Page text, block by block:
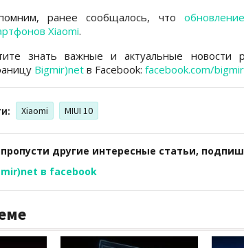
ранее сообщалось, что
Xiaomi.
знать важные и актуальные новости
Bigmir)net в Facebook: facebook.com/
Xiaomi MIUI 10
другие интересные статьи,
в facebook